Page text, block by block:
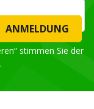
ANMELDUNG
stimmen Sie der